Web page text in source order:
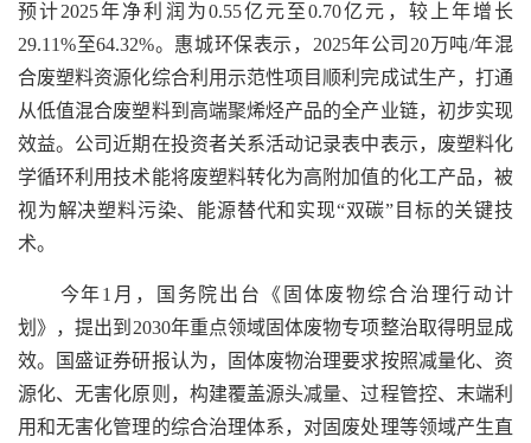
预计2025年净利润为0.55亿元至0.70亿元，较上年增长
29.11%至64.32%。惠城环保表示，2025年公司20万吨/年混
合废塑料资源化综合利用示范性项目顺利完成试生产，打通
从低值混合废塑料到高端聚烯烃产品的全产业链，初步实现
效益。公司近期在投资者关系活动记录表中表示，废塑料化
学循环利用技术能将废塑料转化为高附加值的化工产品，被
视为解决塑料污染、能源替代和实现“双碳”目标的关键技
术。
今年1月，国务院出台《固体废物综合治理行动计
划》，提出到2030年重点领域固体废物专项整治取得明显成
效。国盛证券研报认为，固体废物治理要求按照减量化、资
源化、无害化原则，构建覆盖源头减量、过程管控、末端利
用和无害化管理的综合治理体系，对固废处理等领域产生直